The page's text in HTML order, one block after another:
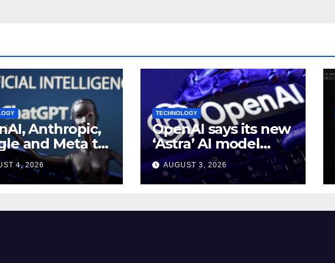
Anthropic,
and Meta to
House AI
meeting
4, 2026
TECHNOLOGY
OpenAI says its new
‘Astra’ AI model
made
breakthroughs in 10
math problems
AUGUST 3, 2026